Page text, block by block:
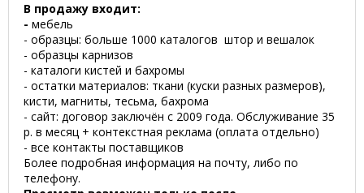
В продажу входит:
- мебель
- образцы: больше 1000 каталогов штор и вешалок
- образцы карнизов
- каталоги кистей и бахромы
- остатки материалов: ткани (куски разных размеров),
кисти, магниты, тесьма, бахрома
- сайт: договор заключён с 2009 года. Обслуживание 35
р. в месяц + контекстная реклама (оплата отдельно)
- все контакты поставщиков
Более подробная информация на почту, либо по
телефону.